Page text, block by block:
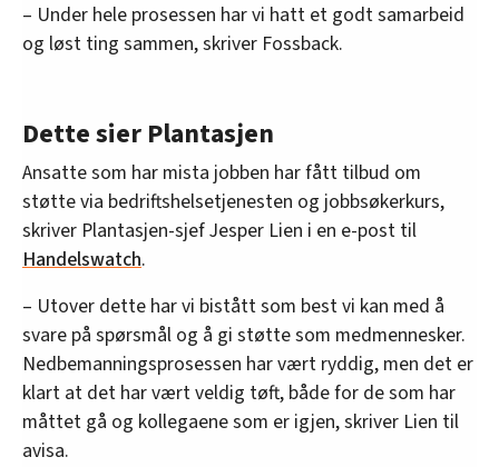
– Under hele prosessen har vi hatt et godt samarbeid
og løst ting sammen, skriver Fossback.
Dette sier Plantasjen
Ansatte som har mista jobben har fått tilbud om
støtte via bedriftshelsetjenesten og jobbsøkerkurs,
skriver Plantasjen-sjef Jesper Lien i en e-post til
Handelswatch.
– Utover dette har vi bistått som best vi kan med å
svare på spørsmål og å gi støtte som medmennesker.
Nedbemanningsprosessen har vært ryddig, men det er
klart at det har vært veldig tøft, både for de som har
måttet gå og kollegaene som er igjen, skriver Lien til
avisa.